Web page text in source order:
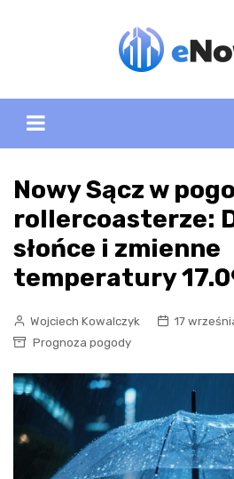
Nowy Sącz w
rollercoasterze:
słońce i zmienne
temperatury
Wojciech Kowalczyk
17
Prognoza pogody